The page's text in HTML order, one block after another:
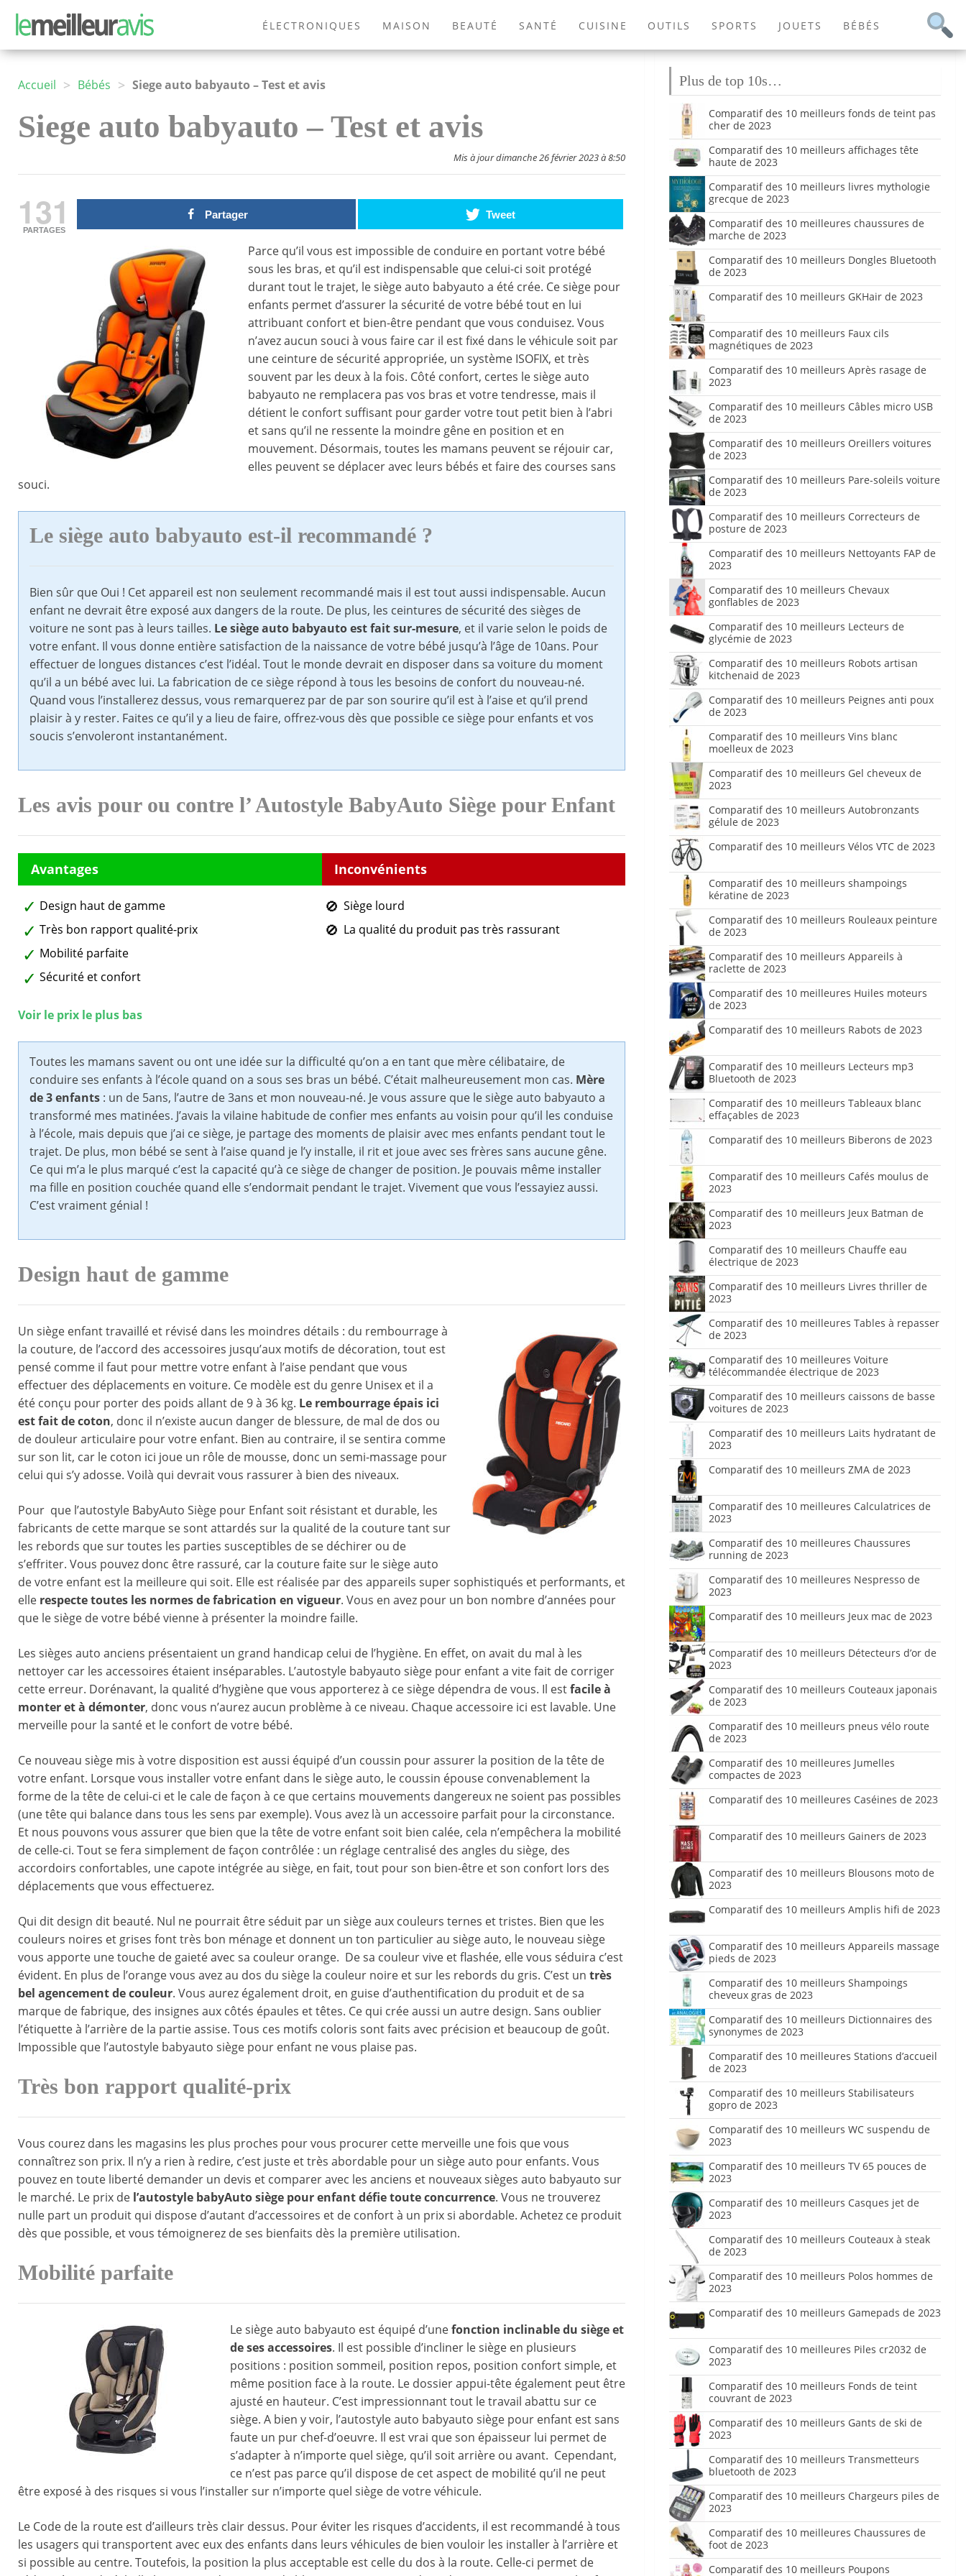
ÉLECTRONIQUES MAISON BEAUTÉ SANTÉ CUISINE OUTILS SPORTS JOUETS BÉBÉS
MODE EXTÉRIEUR ANIMAUX JEUX VIDÉOS LIVRES
Accueil > Bébés > Siege auto babyauto – Test et avis
Siege auto babyauto – Test et avis
Mis à jour dimanche 26 février 2023 à 8:50
131
PARTAGES
Partager Tweet
Parce qu’il vous est impossible de conduire en portant votre bébé
sous les bras, et qu’il est indispensable que celui-ci soit protégé
durant tout le trajet, le siège auto babyauto a été crée. Ce siège pour
enfants permet d’assurer la sécurité de votre bébé tout en lui
attribuant confort et bien-être pendant que vous conduisez. Vous
n’avez aucun souci à vous faire car il est fixé dans le véhicule soit par
une ceinture de sécurité appropriée, un système ISOFIX, et très
souvent par les deux à la fois. Côté confort, certes le siège auto
babyauto ne remplacera pas vos bras et votre tendresse, mais il
détient le confort suffisant pour garder votre tout petit bien à l’abri
et sans qu’il ne ressente la moindre gêne en position et en
mouvement. Désormais, toutes les mamans peuvent se réjouir car,
elles peuvent se déplacer avec leurs bébés et faire des courses sans
souci.
Le siège auto babyauto est-il recommandé ?
Bien sûr que Oui ! Cet appareil est non seulement recommandé mais il est tout aussi indispensable. Aucun
enfant ne devrait être exposé aux dangers de la route. De plus, les ceintures de sécurité des sièges de
voiture ne sont pas à leurs tailles. Le siège auto babyauto est fait sur-mesure, et il varie selon le poids de
votre enfant. Il vous donne entière satisfaction de la naissance de votre bébé jusqu’à l’âge de 10ans. Pour
effectuer de longues distances c’est l’idéal. Tout le monde devrait en disposer dans sa voiture du moment
qu’il a un bébé avec lui. La fabrication de ce siège répond à tous les besoins de confort du nouveau-né.
Quand vous l’installerez dessus, vous remarquerez par de par son sourire qu’il est à l’aise et qu’il prend
plaisir à y rester. Faites ce qu’il y a lieu de faire, offrez-vous dès que possible ce siège pour enfants et vos
soucis s’envoleront instantanément.
Les avis pour ou contre l’ Autostyle BabyAuto Siège pour Enfant
Design haut de gamme
Très bon rapport qualité-prix
Mobilité parfaite
Sécurité et confort
Siège lourd
La qualité du produit pas très rassurant
Voir le prix le plus bas
Toutes les mamans savent ou ont une idée sur la difficulté qu’on a en tant que mère célibataire, de
conduire ses enfants à l’école quand on a sous ses bras un bébé. C’était malheureusement mon cas. Mère
de 3 enfants : un de 5ans, l’autre de 3ans et mon nouveau-né. Je vous assure que le siège auto babyauto a
transformé mes matinées. J’avais la vilaine habitude de confier mes enfants au voisin pour qu’il les conduise
à l’école, mais depuis que j’ai ce siège, je partage des moments de plaisir avec mes enfants pendant tout le
trajet. De plus, mon bébé se sent à l’aise quand je l’y installe, il rit et joue avec ses frères sans aucune gêne.
Ce qui m’a le plus marqué c’est la capacité qu’à ce siège de changer de position. Je pouvais même installer
ma fille en position couchée quand elle s’endormait pendant le trajet. Vivement que vous l’essayiez aussi.
C’est vraiment génial !
Design haut de gamme
Un siège enfant travaillé et révisé dans les moindres détails : du rembourrage à
la couture, de l’accord des accessoires jusqu’aux motifs de décoration, tout est
pensé comme il faut pour mettre votre enfant à l’aise pendant que vous
effectuer des déplacements en voiture. Ce modèle est du genre Unisex et il a
été conçu pour porter des poids allant de 9 à 36 kg. Le rembourrage épais ici
est fait de coton, donc il n’existe aucun danger de blessure, de mal de dos ou
de douleur articulaire pour votre enfant. Bien au contraire, il se sentira comme
sur son lit, car le coton ici joue un rôle de mousse, donc un semi-massage pour
celui qui s’y adosse. Voilà qui devrait vous rassurer à bien des niveaux.
Pour que l’autostyle BabyAuto Siège pour Enfant soit résistant et durable, les
fabricants de cette marque se sont attardés sur la qualité de la couture tant sur
les rebords que sur toutes les parties susceptibles de se déchirer ou de
s’effriter. Vous pouvez donc être rassuré, car la couture faite sur le siège auto
de votre enfant est la meilleure qui soit. Elle est réalisée par des appareils super sophistiqués et performants, et
elle respecte toutes les normes de fabrication en vigueur. Vous en avez pour un bon nombre d’années pour
que le siège de votre bébé vienne à présenter la moindre faille.
Les sièges auto anciens présentaient un grand handicap celui de l’hygiène. En effet, on avait du mal à les
nettoyer car les accessoires étaient inséparables. L’autostyle babyauto siège pour enfant a vite fait de corriger
cette erreur. Dorénavant, la qualité d’hygiène que vous apporterez à ce siège dépendra de vous. Il estfacile à
monter et à démonter, donc vous n’aurez aucun problème à ce niveau. Chaque accessoire ici est lavable. Une
merveille pour la santé et le confort de votre bébé.
Ce nouveau siège mis à votre disposition est aussi équipé d’un coussin pour assurer la position de la tête de
votre enfant. Lorsque vous installer votre enfant dans le siège auto, le coussin épouse convenablement la
forme de la tête de celui-ci et le cale de façon à ce que certains mouvements dangereux ne soient pas possibles
(une tête qui balance dans tous les sens par exemple). Vous avez là un accessoire parfait pour la circonstance.
Et nous pouvons vous assurer que bien que la tête de votre enfant soit bien calée, cela n’empêchera la mobilité
de celle-ci. Tout se fera simplement de façon contrôlée : un réglage centralisé des angles du siège, des
accordoirs confortables, une capote intégrée au siège, en fait, tout pour son bien-être et son confort lors des
déplacements que vous effectuerez.
Qui dit design dit beauté. Nul ne pourrait être séduit par un siège aux couleurs ternes et tristes. Bien que les
couleurs noires et grises font très bon ménage et donnent un ton particulier au siège auto, le nouveau siège
vous apporte une touche de gaieté avec sa couleur orange. De sa couleur vive et flashée, elle vous séduira c’est
évident. En plus de l’orange vous avez au dos du siège la couleur noire et sur les rebords du gris. C’est un très
bel agencement de couleur. Vous aurez également droit, en guise d’authentification du produit et de sa
marque de fabrique, des insignes aux côtés épaules et têtes. Ce qui crée aussi un autre design. Sans oublier
l’étiquette à l’arrière de la partie assise. Tous ces motifs coloris sont faits avec précision et beaucoup de goût.
Impossible que l’autostyle babyauto siège pour enfant ne vous plaise pas.
Très bon rapport qualité-prix
Vous courez dans les magasins les plus proches pour vous procurer cette merveille une fois que vous
connaîtrez son prix. Il n’y a rien à redire, c’est juste et très abordable pour un siège auto pour enfants. Vous
pouvez en toute liberté demander un devis et comparer avec les anciens et nouveaux sièges auto babyauto sur
le marché. Le prix de l’autostyle babyAuto siège pour enfant défie toute concurrence. Vous ne trouverez
nulle part un produit qui dispose d’autant d’accessoires et de confort à un prix si abordable. Achetez ce produit
dès que possible, et vous témoignerez de ses bienfaits dès la première utilisation.
Mobilité parfaite
Le siège auto babyauto est équipé d’unefonction inclinable du siège et
de ses accessoires. Il est possible d’incliner le siège en plusieurs
positions : position sommeil, position repos, position confort simple, et
même position face à la route. Le dossier appui-tête également peut être
ajusté en hauteur. C’est impressionnant tout le travail abattu sur ce
siège. A bien y voir, l’autostyle auto babyauto siège pour enfant est sans
faute un pur chef-d’oeuvre. Il est vrai que son épaisseur lui permet de
s’adapter à n’importe quel siège, qu’il soit arrière ou avant. Cependant,
ce n’est pas parce qu’il dispose de cet aspect de mobilité qu’il ne peut
être exposé à des risques si vous l’installer sur n’importe quel siège de votre véhicule.
Le Code de la route est d’ailleurs très clair dessus. Pour éviter les risques d’accidents, il est recommandé à tous
les usagers qui transportent avec eux des enfants dans leurs véhicules de bien vouloir les installer à l’arrière et
si possible au centre. Toutefois, la position la plus acceptable est celle du dos à la route. Celle-ci permet de
Plus de top 10s…
Comparatif des 10 meilleurs fonds de teint pas
cher de 2023
Comparatif des 10 meilleurs affichages tête
haute de 2023
Comparatif des 10 meilleurs livres mythologie
grecque de 2023
Comparatif des 10 meilleures chaussures de
marche de 2023
Comparatif des 10 meilleurs Dongles Bluetooth
de 2023
Comparatif des 10 meilleurs GKHair de 2023
Comparatif des 10 meilleurs Faux cils
magnétiques de 2023
Comparatif des 10 meilleurs Après rasage de
2023
Comparatif des 10 meilleurs Câbles micro USB
de 2023
Comparatif des 10 meilleurs Oreillers voitures
de 2023
Comparatif des 10 meilleurs Pare-soleils voiture
de 2023
Comparatif des 10 meilleurs Correcteurs de
posture de 2023
Comparatif des 10 meilleurs Nettoyants FAP de
2023
Comparatif des 10 meilleurs Chevaux
gonflables de 2023
Comparatif des 10 meilleurs Lecteurs de
glycémie de 2023
Comparatif des 10 meilleurs Robots artisan
kitchenaid de 2023
Comparatif des 10 meilleurs Peignes anti poux
de 2023
Comparatif des 10 meilleurs Vins blanc
moelleux de 2023
Comparatif des 10 meilleurs Gel cheveux de
2023
Comparatif des 10 meilleurs Autobronzants
gélule de 2023
Comparatif des 10 meilleurs Vélos VTC de 2023
Comparatif des 10 meilleurs shampoings
kératine de 2023
Comparatif des 10 meilleurs Rouleaux peinture
de 2023
Comparatif des 10 meilleurs Appareils à
raclette de 2023
Comparatif des 10 meilleures Huiles moteurs
de 2023
Comparatif des 10 meilleurs Rabots de 2023
Comparatif des 10 meilleurs Lecteurs mp3
Bluetooth de 2023
Comparatif des 10 meilleurs Tableaux blanc
effaçables de 2023
Comparatif des 10 meilleurs Biberons de 2023
Comparatif des 10 meilleurs Cafés moulus de
2023
Comparatif des 10 meilleurs Jeux Batman de
2023
Comparatif des 10 meilleurs Chauffe eau
électrique de 2023
Comparatif des 10 meilleurs Livres thriller de
2023
Comparatif des 10 meilleures Tables à repasser
de 2023
Comparatif des 10 meilleures Voiture
télécommandée électrique de 2023
Comparatif des 10 meilleurs caissons de basse
voitures de 2023
Comparatif des 10 meilleurs Laits hydratant de
2023
Comparatif des 10 meilleurs ZMA de 2023
Comparatif des 10 meilleures Calculatrices de
2023
Comparatif des 10 meilleures Chaussures
running de 2023
Comparatif des 10 meilleures Nespresso de
2023
Comparatif des 10 meilleurs Jeux mac de 2023
Comparatif des 10 meilleurs Détecteurs d’or de
2023
Comparatif des 10 meilleurs Couteaux japonais
de 2023
Comparatif des 10 meilleurs pneus vélo route
de 2023
Comparatif des 10 meilleures Jumelles
compactes de 2023
Comparatif des 10 meilleures Caséines de 2023
Comparatif des 10 meilleurs Gainers de 2023
Comparatif des 10 meilleurs Blousons moto de
2023
Comparatif des 10 meilleurs Amplis hifi de 2023
Comparatif des 10 meilleurs Appareils massage
pieds de 2023
Comparatif des 10 meilleurs Shampoings
cheveux gras de 2023
Comparatif des 10 meilleurs Dictionnaires des
synonymes de 2023
Comparatif des 10 meilleures Stations d’accueil
de 2023
Comparatif des 10 meilleurs Stabilisateurs
gopro de 2023
Comparatif des 10 meilleurs WC suspendu de
2023
Comparatif des 10 meilleurs TV 65 pouces de
2023
Comparatif des 10 meilleurs Casques jet de
2023
Comparatif des 10 meilleurs Couteaux à steak
de 2023
Comparatif des 10 meilleurs Polos hommes de
2023
Comparatif des 10 meilleurs Gamepads de 2023
Comparatif des 10 meilleures Piles cr2032 de
2023
Comparatif des 10 meilleurs Fonds de teint
couvrant de 2023
Comparatif des 10 meilleurs Gants de ski de
2023
Comparatif des 10 meilleurs Transmetteurs
bluetooth de 2023
Comparatif des 10 meilleurs Chargeurs piles de
2023
Comparatif des 10 meilleures Chaussures de
foot de 2023
Comparatif des 10 meilleurs Poupons